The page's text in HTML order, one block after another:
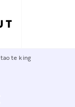
tao te king